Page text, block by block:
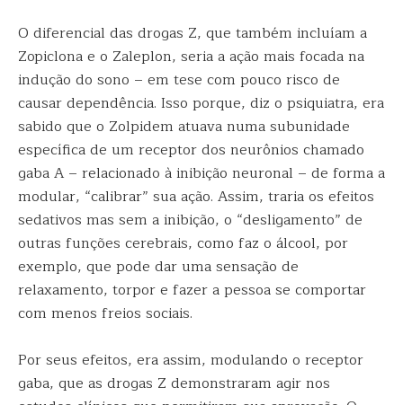
O diferencial das drogas Z, que também incluíam a
Zopiclona e o Zaleplon, seria a ação mais focada na
indução do sono – em tese com pouco risco de
causar dependência. Isso porque, diz o psiquiatra, era
sabido que o Zolpidem atuava numa subunidade
específica de um receptor dos neurônios chamado
gaba A – relacionado à inibição neuronal – de forma a
modular, “calibrar” sua ação. Assim, traria os efeitos
sedativos mas sem a inibição, o “desligamento” de
outras funções cerebrais, como faz o álcool, por
exemplo, que pode dar uma sensação de
relaxamento, torpor e fazer a pessoa se comportar
com menos freios sociais.
Por seus efeitos, era assim, modulando o receptor
gaba, que as drogas Z demonstraram agir nos